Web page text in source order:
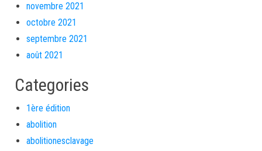
novembre 2021
octobre 2021
septembre 2021
août 2021
Categories
1ère édition
abolition
abolitionesclavage